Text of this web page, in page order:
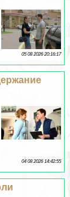
05 08 2026 20:16:17
04 08 2026 14:42:55